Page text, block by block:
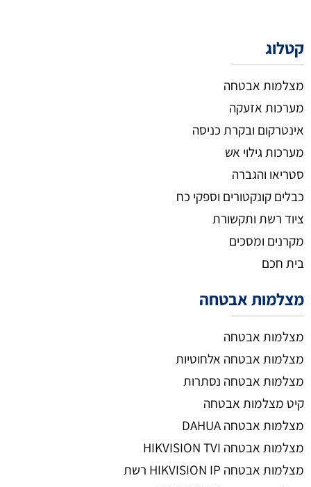
קטלוג
מצלמות אבטחה
מערכות אזעקה
אינטרקום ובקרת כניסה
מערכות גילוי אש
סטריאו והגברה
כבלים קונקטורים וספקי כח
ציוד רשת ותקשורת
מקרנים ומסכים
בית חכם
מצלמות אבטחה
מצלמות אבטחה
מצלמות אבטחה אלחוטיות
מצלמות אבטחה נסתרות
קיט מצלמות אבטחה
מצלמות אבטחה DAHUA
מצלמות אבטחה HIKVISION TVI
מצלמות אבטחה HIKVISION IP רשת